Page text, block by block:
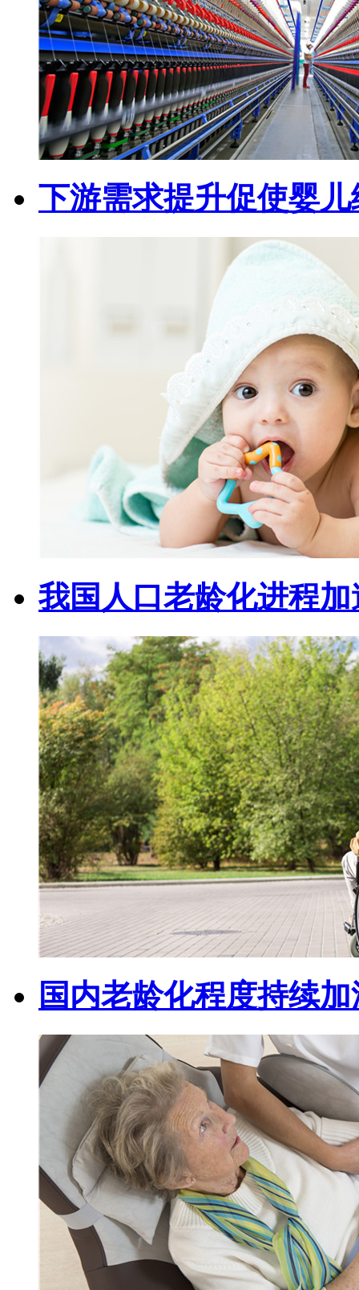
下游需求提升促使婴
我国人口老龄化进程
国内老龄化程度持续